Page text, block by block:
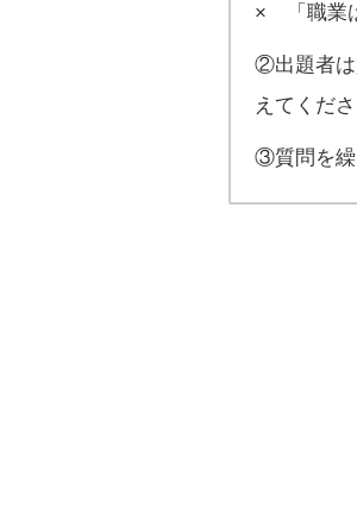
× 「職業
②出題者は
えてくだ
③質問を繰